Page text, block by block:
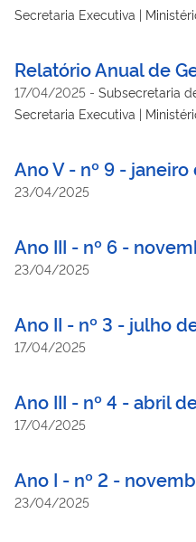
Secretaria Executiva |
Relatório Anual de
17/04/2025 - Subsecretaria
Secretaria Executiva |
Ano V - nº 9 -
23/04/2025
Ano III - nº 6 -
23/04/2025
Ano II - nº 3 - julho
17/04/2025
Ano III - nº 4 - abril
17/04/2025
Ano I - nº 2 -
23/04/2025